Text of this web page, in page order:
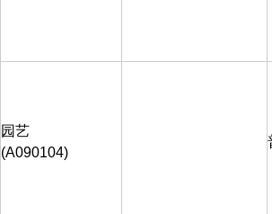
园艺
(A090104)